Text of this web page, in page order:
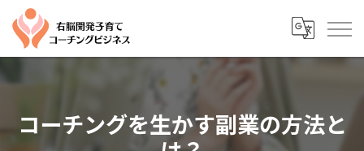
コーチングを生かす副業の方法と